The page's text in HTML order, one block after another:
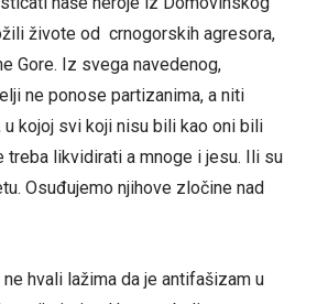
živote od crnogorskih agresora,
Gore. Iz svega navedenog,
ne ponose partizanima, a niti
kojoj svi koji nisu bili kao oni bili
treba likvidirati a mnoge i jesu. Ili su
Osuđujemo njihove zločine nad
hvali lažima da je antifašizam u